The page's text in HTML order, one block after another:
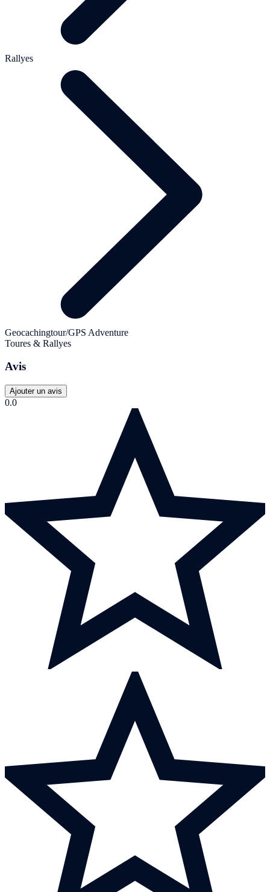
Rallyes
Geocachingtour/GPS Adventure
Toures & Rallyes
Avis
Ajouter un avis
0.0